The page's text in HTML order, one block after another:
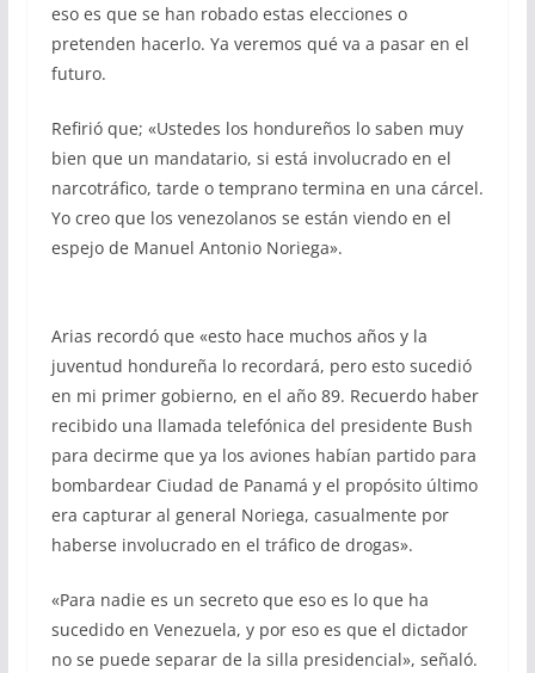
eso es que se han robado estas elecciones o
pretenden hacerlo. Ya veremos qué va a pasar en el
futuro.
Refirió que; «Ustedes los hondureños lo saben muy
bien que un mandatario, si está involucrado en el
narcotráfico, tarde o temprano termina en una cárcel.
Yo creo que los venezolanos se están viendo en el
espejo de Manuel Antonio Noriega».
Arias recordó que «esto hace muchos años y la
juventud hondureña lo recordará, pero esto sucedió
en mi primer gobierno, en el año 89. Recuerdo haber
recibido una llamada telefónica del presidente Bush
para decirme que ya los aviones habían partido para
bombardear Ciudad de Panamá y el propósito último
era capturar al general Noriega, casualmente por
haberse involucrado en el tráfico de drogas».
«Para nadie es un secreto que eso es lo que ha
sucedido en Venezuela, y por eso es que el dictador
no se puede separar de la silla presidencial», señaló.